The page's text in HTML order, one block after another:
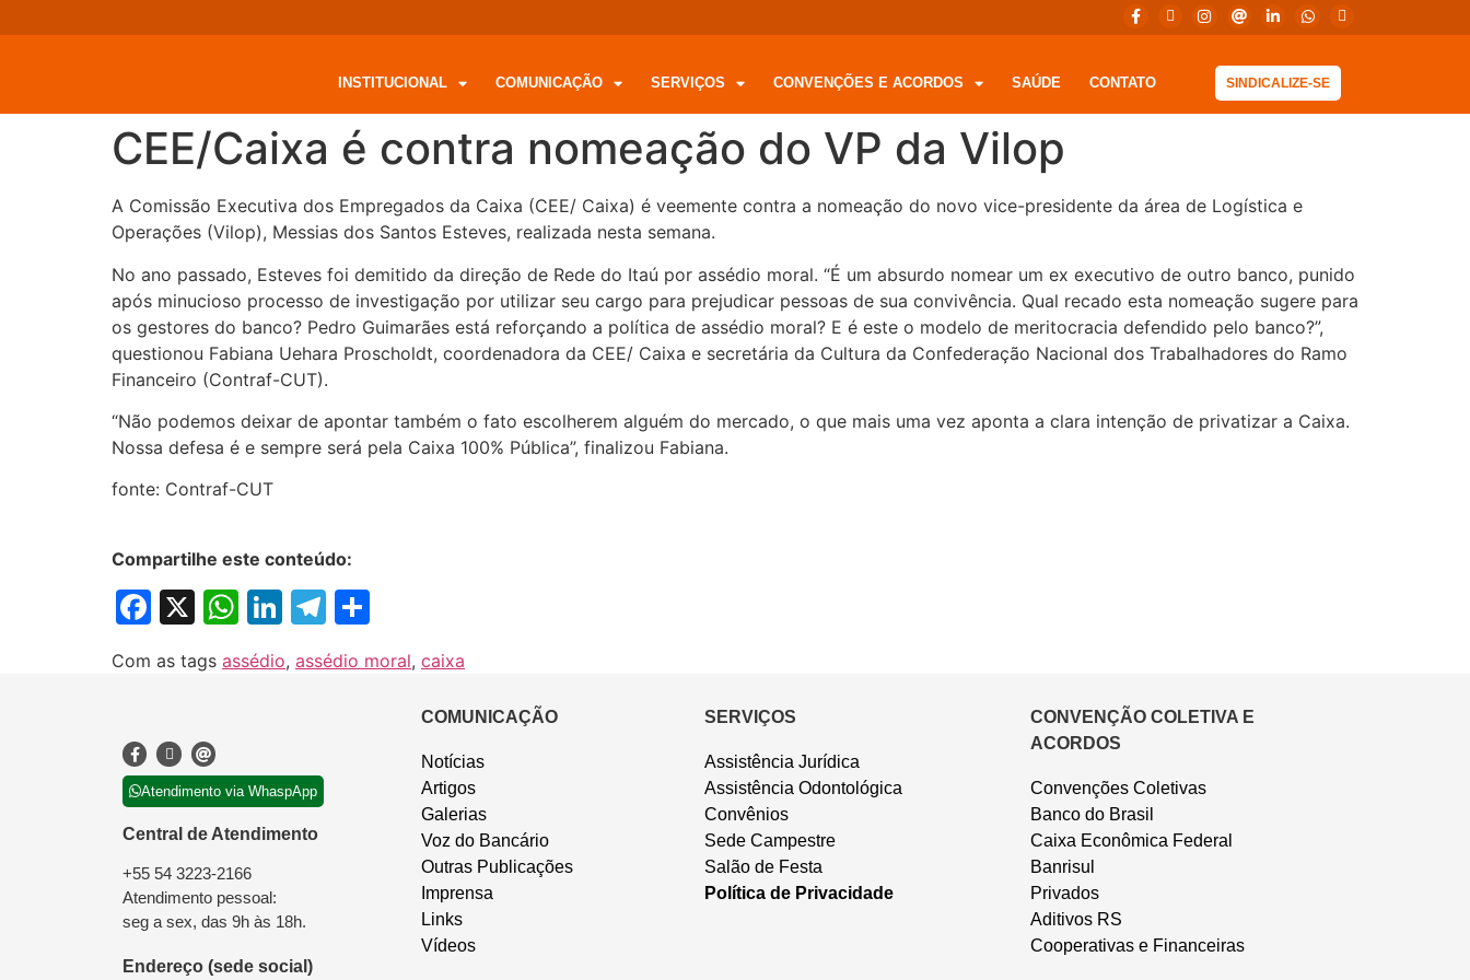
INSTITUCIONAL COMUNICAÇÃO SERVIÇOS CONVENÇÕES E ACORDOS SAÚDE CONTATO SINDICALIZE-SE
CEE/Caixa é contra nomeação do VP da Vilop
A Comissão Executiva dos Empregados da Caixa (CEE/ Caixa) é veemente contra a nomeação do novo vice-presidente da área de Logística e
Operações (Vilop), Messias dos Santos Esteves, realizada nesta semana.
No ano passado, Esteves foi demitido da direção de Rede do Itaú por assédio moral. “É um absurdo nomear um ex executivo de outro banco, punido
após minucioso processo de investigação por utilizar seu cargo para prejudicar pessoas de sua convivência. Qual recado esta nomeação sugere para
os gestores do banco? Pedro Guimarães está reforçando a política de assédio moral? E é este o modelo de meritocracia defendido pelo banco?”,
questionou Fabiana Uehara Proscholdt, coordenadora da CEE/ Caixa e secretária da Cultura da Confederação Nacional dos Trabalhadores do Ramo
Financeiro (Contraf-CUT).
“Não podemos deixar de apontar também o fato escolherem alguém do mercado, o que mais uma vez aponta a clara intenção de privatizar a Caixa.
Nossa defesa é e sempre será pela Caixa 100% Pública”, finalizou Fabiana.
fonte: Contraf-CUT
Compartilhe este conteúdo:
Facebook
X WhatsApp
LinkedIn
Telegram
Com as tags assédio, assédio moral, caixa
Atendimento via WhaspApp
Central de Atendimento
+55 54 3223-2166
Atendimento pessoal:
seg a sex, das 9h às 18h.
Endereço (sede social)
COMUNICAÇÃO
Notícias
Artigos
Galerias
Voz do Bancário
Outras Publicações
Imprensa
Links
Vídeos
SERVIÇOS
Assistência Jurídica
Assistência Odontológica
Convênios
Sede Campestre
Salão de Festa
Política de Privacidade
CONVENÇÃO COLETIVA E
ACORDOS
Convenções Coletivas
Banco do Brasil
Caixa Econômica Federal
Banrisul
Privados
Aditivos RS
Cooperativas e Financeiras